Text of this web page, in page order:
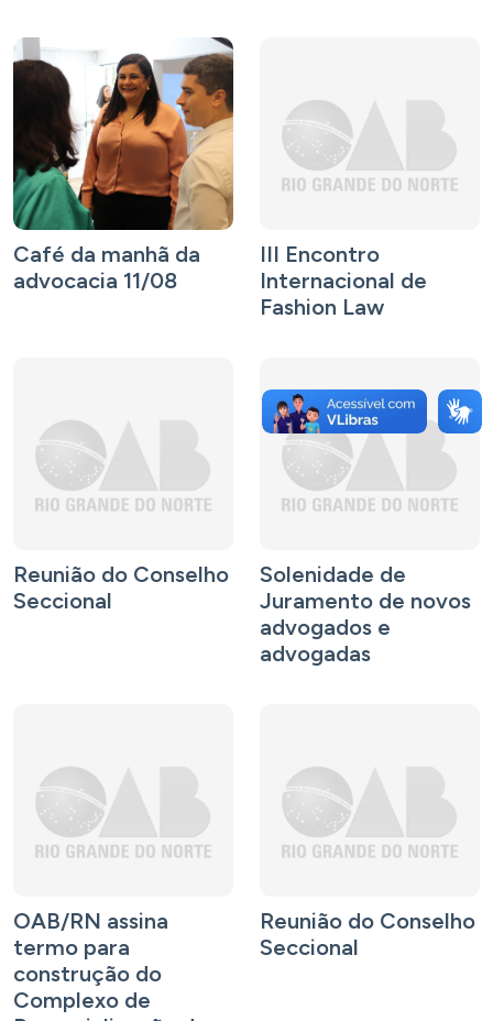
Café da manhã da
advocacia 11/08
III Encontro
Internacional de
Fashion Law
Reunião do Conselho
Seccional
Solenidade de
Juramento de novos
advogados e
advogadas
OAB/RN assina
termo para
construção do
Complexo de
Reunião do Conselho
Seccional